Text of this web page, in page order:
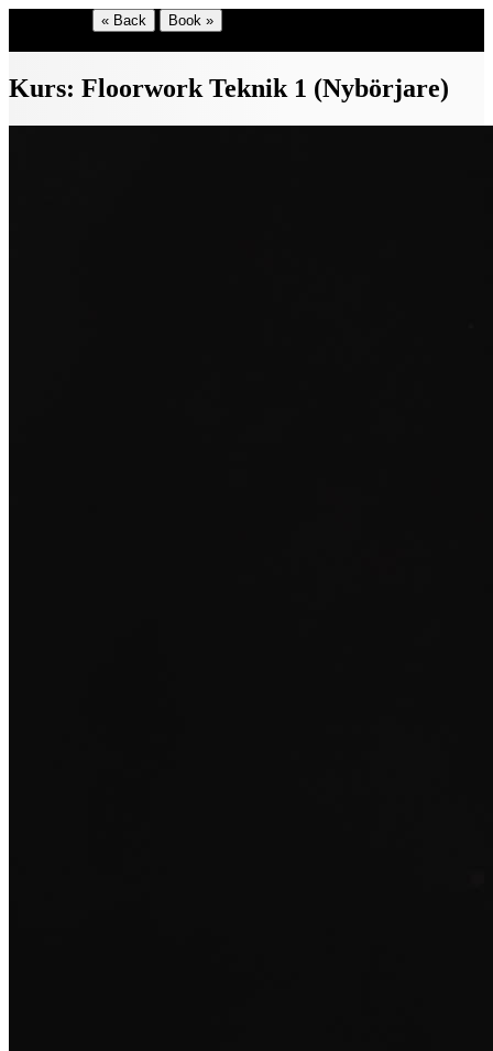
« Back Book »
Kurs: Floorwork Teknik 1 (Nybörjare)